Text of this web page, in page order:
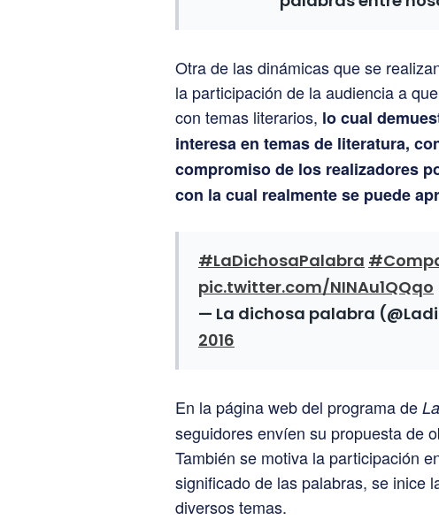
Otra de las dinámicas que se
la participación de la audiencia a
con temas literarios, lo cual
interesa en temas de literatura,
compromiso de los realizadores
con la cual realmente se puede
#LaDichosaPalabra
pic.twitter.com/NINAu1QQqo
— La dichosa palabra
2016
En la página web del programa de
seguidores envíen su propuesta de
También se motiva la participación
significado de las palabras, se inice
diversos temas.